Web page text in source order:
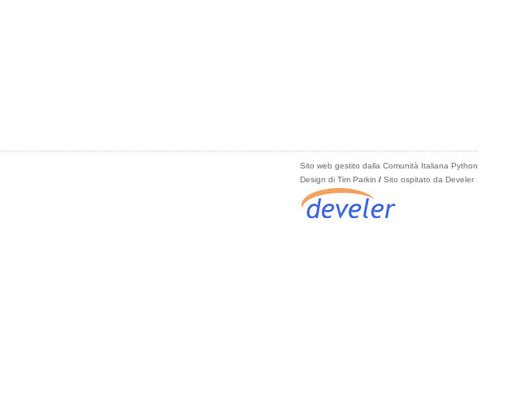
Sito web gestito dalla Comunità Italiana Python
Design di Tim Parkin /Sito ospitato da Develer